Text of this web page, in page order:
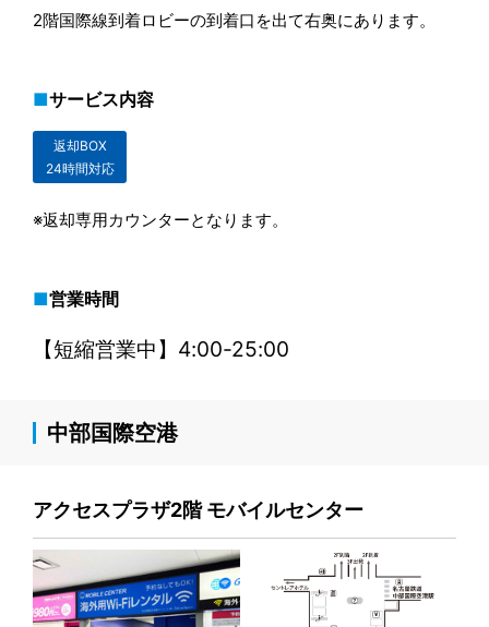
2階国際線到着ロビーの到着口を出て右奥にあります。
サービス内容
返却BOX
24時間対応
※返却専用カウンターとなります。
営業時間
【短縮営業中】4:00-25:00
中部国際空港
アクセスプラザ2階 モバイルセンター